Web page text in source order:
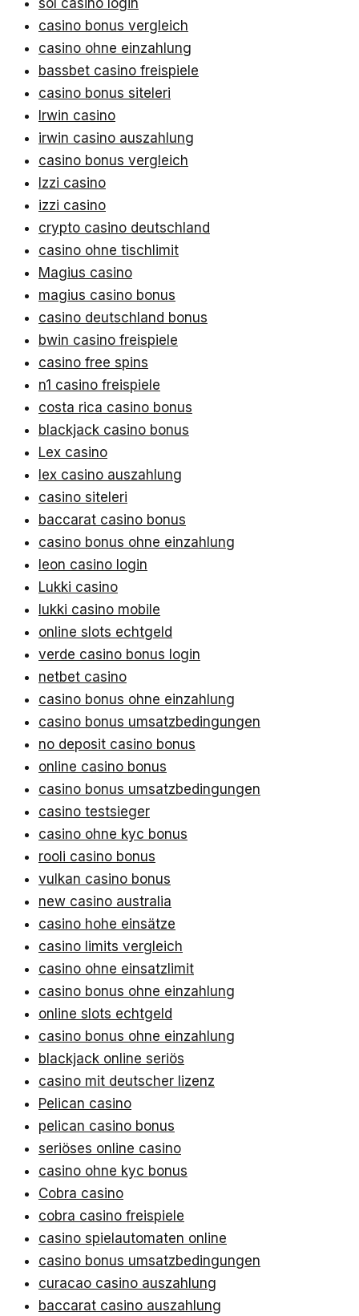
casino bonus vergleich
casino ohne einzahlung
bassbet casino freispiele
casino bonus siteleri
Irwin casino
irwin casino auszahlung
casino bonus vergleich
Izzi casino
izzi casino
crypto casino deutschland
casino ohne tischlimit
Magius casino
magius casino bonus
casino deutschland bonus
bwin casino freispiele
casino free spins
n1 casino freispiele
costa rica casino bonus
blackjack casino bonus
Lex casino
lex casino auszahlung
casino siteleri
baccarat casino bonus
casino bonus ohne einzahlung
leon casino login
Lukki casino
lukki casino mobile
online slots echtgeld
verde casino bonus login
netbet casino
casino bonus ohne einzahlung
casino bonus umsatzbedingungen
no deposit casino bonus
online casino bonus
casino bonus umsatzbedingungen
casino testsieger
casino ohne kyc bonus
rooli casino bonus
vulkan casino bonus
new casino australia
casino hohe einsätze
casino limits vergleich
casino ohne einsatzlimit
casino bonus ohne einzahlung
online slots echtgeld
casino bonus ohne einzahlung
blackjack online seriös
casino mit deutscher lizenz
Pelican casino
pelican casino bonus
seriöses online casino
casino ohne kyc bonus
Cobra casino
cobra casino freispiele
casino spielautomaten online
casino bonus umsatzbedingungen
curacao casino auszahlung
baccarat casino auszahlung